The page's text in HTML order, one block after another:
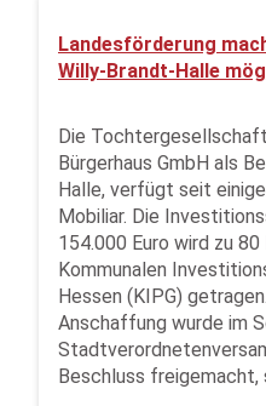
Landesförderung
Willy-Brandt-Halle
Die
Bürgerhaus GmbH als
Halle, verfügt seit
Mobiliar. Die
154.000 Euro wird zu
Kommunalen
Hessen (KIPG)
Anschaffung wurde im
Beschluss freigemacht,